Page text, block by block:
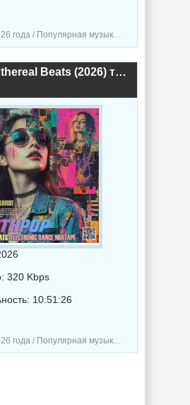
/ Клубная музыка / Электронная музыка / Хаус музыка / Танцевальная музыка / Сборник музыка
Synthpop: Ethereal Beats (2026) торрент
320 Kbps
10:51:26
музыка / Электронная музыка / Поп музыка / Танцевальная музыка / Музыка VA